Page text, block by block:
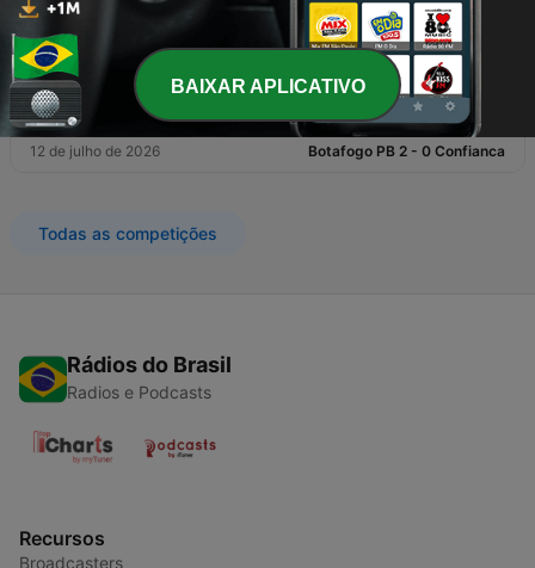
Resultados Recentes
Confiança
25 de julho de 2026 Confianca 1 - 1 AO Itabaiana
12 de julho de 2026 Botafogo PB 2 - 0 Confianca
Todas as competições
Rádios do Brasil
Radios e Podcasts
Recursos
Broadcasters
BAIXAR APLICATIVO